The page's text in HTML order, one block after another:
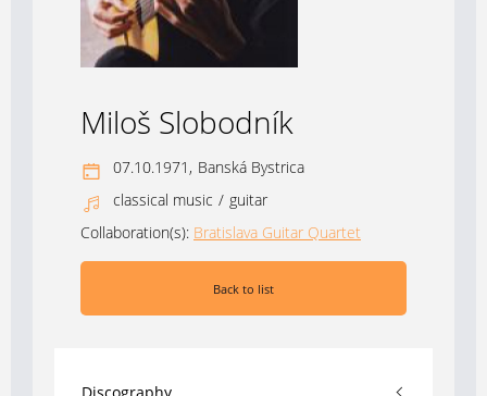
Miloš Slobodník
07.10.1971, Banská Bystrica
classical music / guitar
Collaboration(s): Bratislava Guitar Quartet
Back to list
Discography